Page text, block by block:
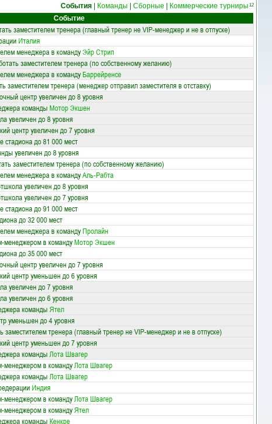
События Команды Сборные Коммерческие турниры 12
Событие
заместителем тренера (главный тренер не VIP-менеджер и не в отпуске)
Италия
менеджера в командуЭйр Стрип
заместителем тренера (по собственному желанию)
менеджера в командуБаррейренсе
заместителем тренера (менеджер отправил заместителя в отставку)
центр увеличен до 8 уровня
команды Мотор Экшен
увеличен до 8 уровня
центр увеличен до 7 уровня
до 81 000 мест
увеличен до 8 уровня
заместителем тренера (по собственному желанию)
менеджера в командуАль-Рабта
увеличен до 8 уровня
увеличен до 7 уровня
до 91 000 мест
до 32 000 мест
менеджера в командуПролайн
менеджером в командуМотор Экшен
до 35 000 мест
центр увеличен до 7 уровня
центр уменьшен до 6 уровня
увеличен до 7 уровня
увеличен до 6 уровня
команды Ятел
уменьшен до 4 уровня
заместителем тренера (главный тренер не VIP-менеджер и не в отпуске)
центр уменьшен до 7 уровня
команды Лота Швагер
менеджером в командуЛота Швагер
командыЛота Швагер
Индия
менеджером в командуЛота Швагер
менеджером в командуЯтел
командыКенкре